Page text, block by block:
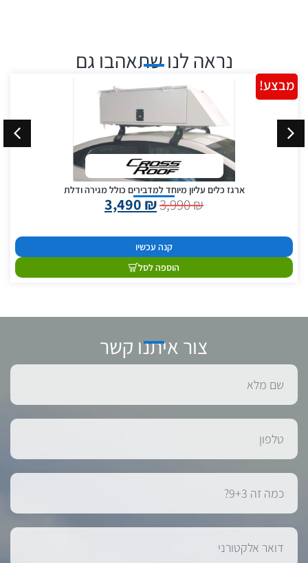
נראה לנו שתאהבו גם
ארגז כלים עליון מיוחד למדבירים כולל מגירה ודלת
3,990₪
3,490 ₪
קנה עכשיו
הוספה לסל
מבצע!
צור איתנו קשר